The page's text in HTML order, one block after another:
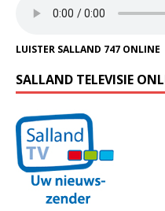
LUISTER SALLAND 747 ONLINE
SALLAND TELEVISIE